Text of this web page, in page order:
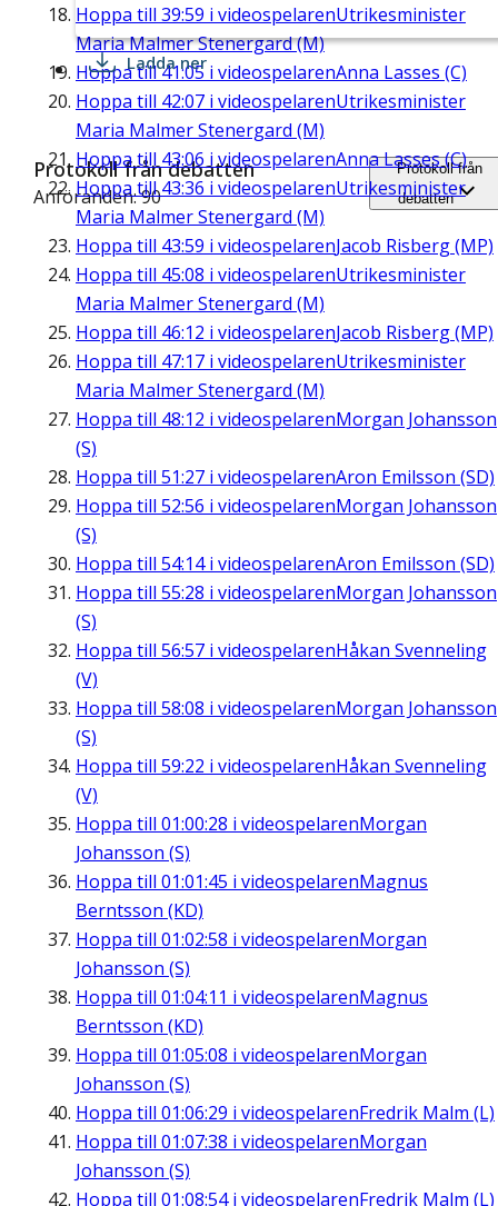
Hoppa till 39:59 i videospelarenUtrikesminister
Maria Malmer Stenergard (M)
Hoppa till41:05 i videospelarenAnna Lasses (C)
Hoppa till 42:07 i videospelarenUtrikesminister
Maria Malmer Stenergard (M)
Hoppa till 43:06 i videospelarenAnna Lasses (C)
Hoppa till43:36 i videospelarenUtrikesminister
Maria Malmer Stenergard (M)
Hoppa till 43:59 i videospelarenJacob Risberg (MP)
Hoppa till 45:08 i videospelarenUtrikesminister
Maria Malmer Stenergard (M)
Hoppa till 46:12 i videospelarenJacob Risberg (MP)
Hoppa till 47:17 i videospelarenUtrikesminister
Maria Malmer Stenergard (M)
Hoppa till 48:12 i videospelarenMorgan Johansson
(S)
Hoppa till 51:27 i videospelarenAron Emilsson (SD)
Hoppa till 52:56 i videospelarenMorgan Johansson
(S)
Hoppa till 54:14i videospelarenAron Emilsson (SD)
Hoppa till 55:28 i videospelarenMorgan Johansson
(S)
Hoppa till 56:57 i videospelarenHåkan Svenneling
(V)
Hoppa till 58:08 i videospelarenMorgan Johansson
(S)
Hoppa till 59:22 i videospelarenHåkan Svenneling
(V)
Hoppa till 01:00:28 i videospelarenMorgan
Johansson (S)
Hoppa till 01:01:45 i videospelarenMagnus
Berntsson (KD)
Hoppa till 01:02:58 i videospelarenMorgan
Johansson (S)
Hoppa till 01:04:11 i videospelarenMagnus
Berntsson (KD)
Hoppa till 01:05:08 i videospelarenMorgan
Johansson (S)
Hoppa till 01:06:29 i videospelarenFredrik Malm (L)
Hoppa till 01:07:38 i videospelarenMorgan
Johansson (S)
Hoppa till 01:08:54i videospelarenFredrik Malm (L)
Ladda ner
Protokoll från debatten
Anföranden: 90
Protokoll från
debatten